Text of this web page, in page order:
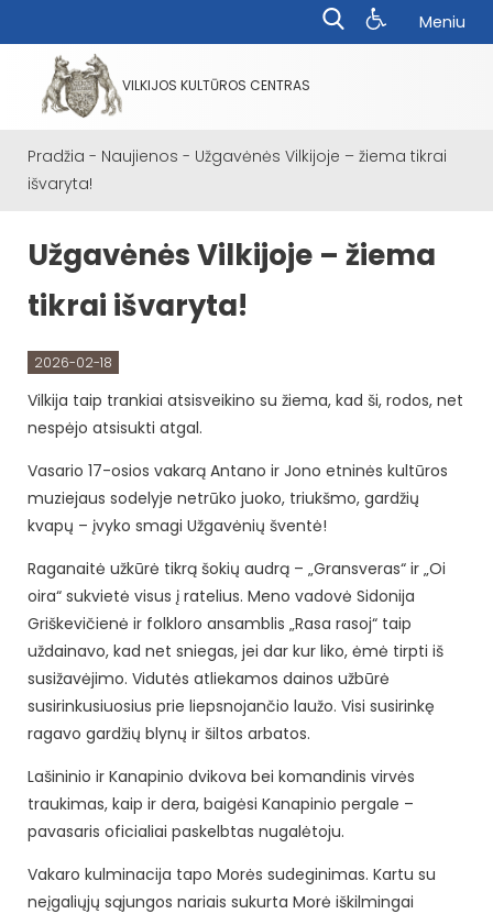
Meniu
VILKIJOS KULTŪROS CENTRAS
Pradžia - Naujienos - Užgavėnės Vilkijoje – žiema tikrai
išvaryta!
Užgavėnės Vilkijoje – žiema
tikrai išvaryta!
2026-02-18
Vilkija taip trankiai atsisveikino su žiema, kad ši, rodos, net
nespėjo atsisukti atgal.
Vasario 17-osios vakarą Antano ir Jono etninės kultūros
muziejaus sodelyje netrūko juoko, triukšmo, gardžių
kvapų – įvyko smagi Užgavėnių šventė!
Raganaitė užkūrė tikrą šokių audrą – „Gransveras“ ir „Oi
oira“ sukvietė visus į ratelius. Meno vadovė Sidonija
Griškevičienė ir folkloro ansamblis „Rasa rasoj“ taip
uždainavo, kad net sniegas, jei dar kur liko, ėmė tirpti iš
susižavėjimo. Vidutės atliekamos dainos užbūrė
susirinkusiuosius prie liepsnojančio laužo. Visi susirinkę
ragavo gardžių blynų ir šiltos arbatos.
Lašininio ir Kanapinio dvikova bei komandinis virvės
traukimas, kaip ir dera, baigėsi Kanapinio pergale –
pavasaris oficialiai paskelbtas nugalėtoju.
Vakaro kulminacija tapo Morės sudeginimas. Kartu su
neįgaliųjų sąjungos nariais sukurta Morė iškilmingai